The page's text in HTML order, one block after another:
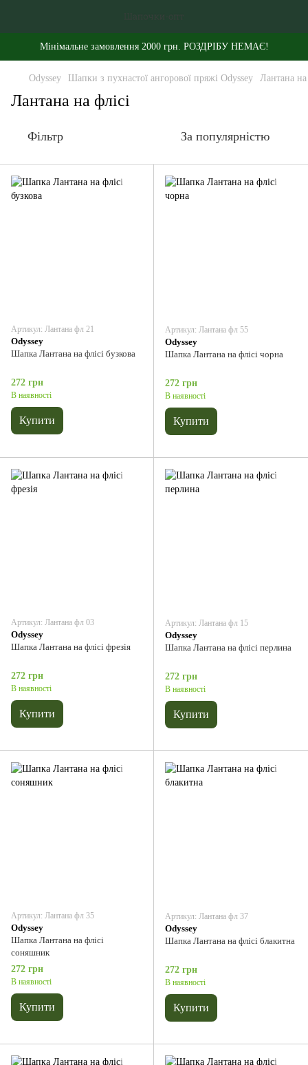
Мінімальне замовлення 2000 грн. РОЗДРІБУ НЕМАЄ!
Odyssey Шапки з пухнастої ангорової пряжі Odyssey Лантана на
Лантана на флісі
Фільтр За популярністю
Артикул: Лантана фл 21
Odyssey
Шапка Лантана на флісі бузкова
272 грн
В наявності
Купити
Артикул: Лантана фл 55
Odyssey
Шапка Лантана на флісі чорна
272 грн
В наявності
Купити
Артикул: Лантана фл 03
Odyssey
Шапка Лантана на флісі фрезія
272 грн
В наявності
Купити
Артикул: Лантана фл 15
Odyssey
Шапка Лантана на флісі перлина
272 грн
В наявності
Купити
Артикул: Лантана фл 35
Odyssey
Шапка Лантана на флісі
соняшник
272 грн
В наявності
Купити
Артикул: Лантана фл 37
Odyssey
Шапка Лантана на флісі блакитна
272 грн
В наявності
Купити